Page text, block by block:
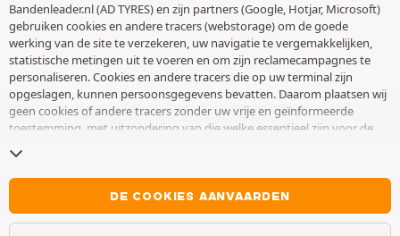
Bandenleader.nl (AD TYRES) en zijn partners (Google, Hotjar, Microsoft)
gebruiken cookies en andere tracers (webstorage) om de goede
werking van de site te verzekeren, uw navigatie te vergemakkelijken,
statistische metingen uit te voeren en om zijn reclamecampagnes te
personaliseren. Cookies en andere tracers die op uw terminal zijn
opgeslagen, kunnen persoonsgegevens bevatten. Daarom plaatsen wij
geen cookies of andere tracers zonder uw vrije en geïnformeerde
toestemming, met uitzondering van die welke essentieel zijn voor de
toestemming op elk moment intrekken door naar de pagina over
cookies en andere tracerste gaan. U kunt ervoor kiezen om verder te
surfen zonder het deponeren van cookies of andere tracers te
aanvaarden. Weigering verhindert de toegang tot diensten niet AD
TYRES. Voor meer informatie,
DE COOKIES AANVAARDEN